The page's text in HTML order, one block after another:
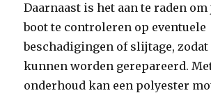
Daarnaast is het aan te raden
boot te controleren op eventuele
beschadigingen of slijtage,
kunnen worden gerepareerd.
onderhoud kan een polyester